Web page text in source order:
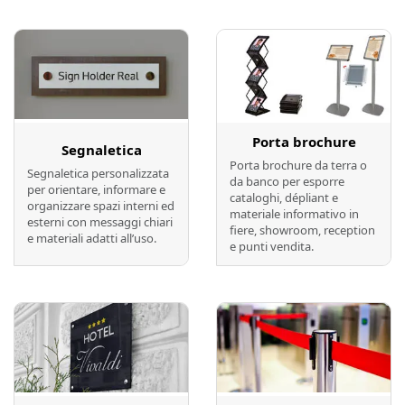
Segnaletica
Segnaletica personalizzata
per orientare, informare e
organizzare spazi interni ed
esterni con messaggi chiari
e materiali adatti all’uso.
Porta brochure
Porta brochure da terra o
da banco per esporre
cataloghi, dépliant e
materiale informativo in
fiere, showroom, reception
e punti vendita.